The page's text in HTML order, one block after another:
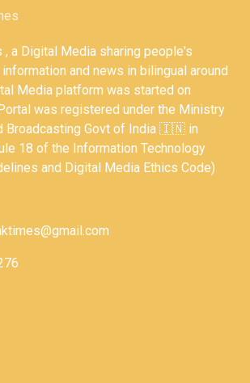
, a Digital Media sharing people's
and news in bilingual around
Media platform was started on
was registered under the Ministry
Broadcasting Govt of India 🇮🇳 in
18 of the Information Technology
and Digital Media Ethics Code)